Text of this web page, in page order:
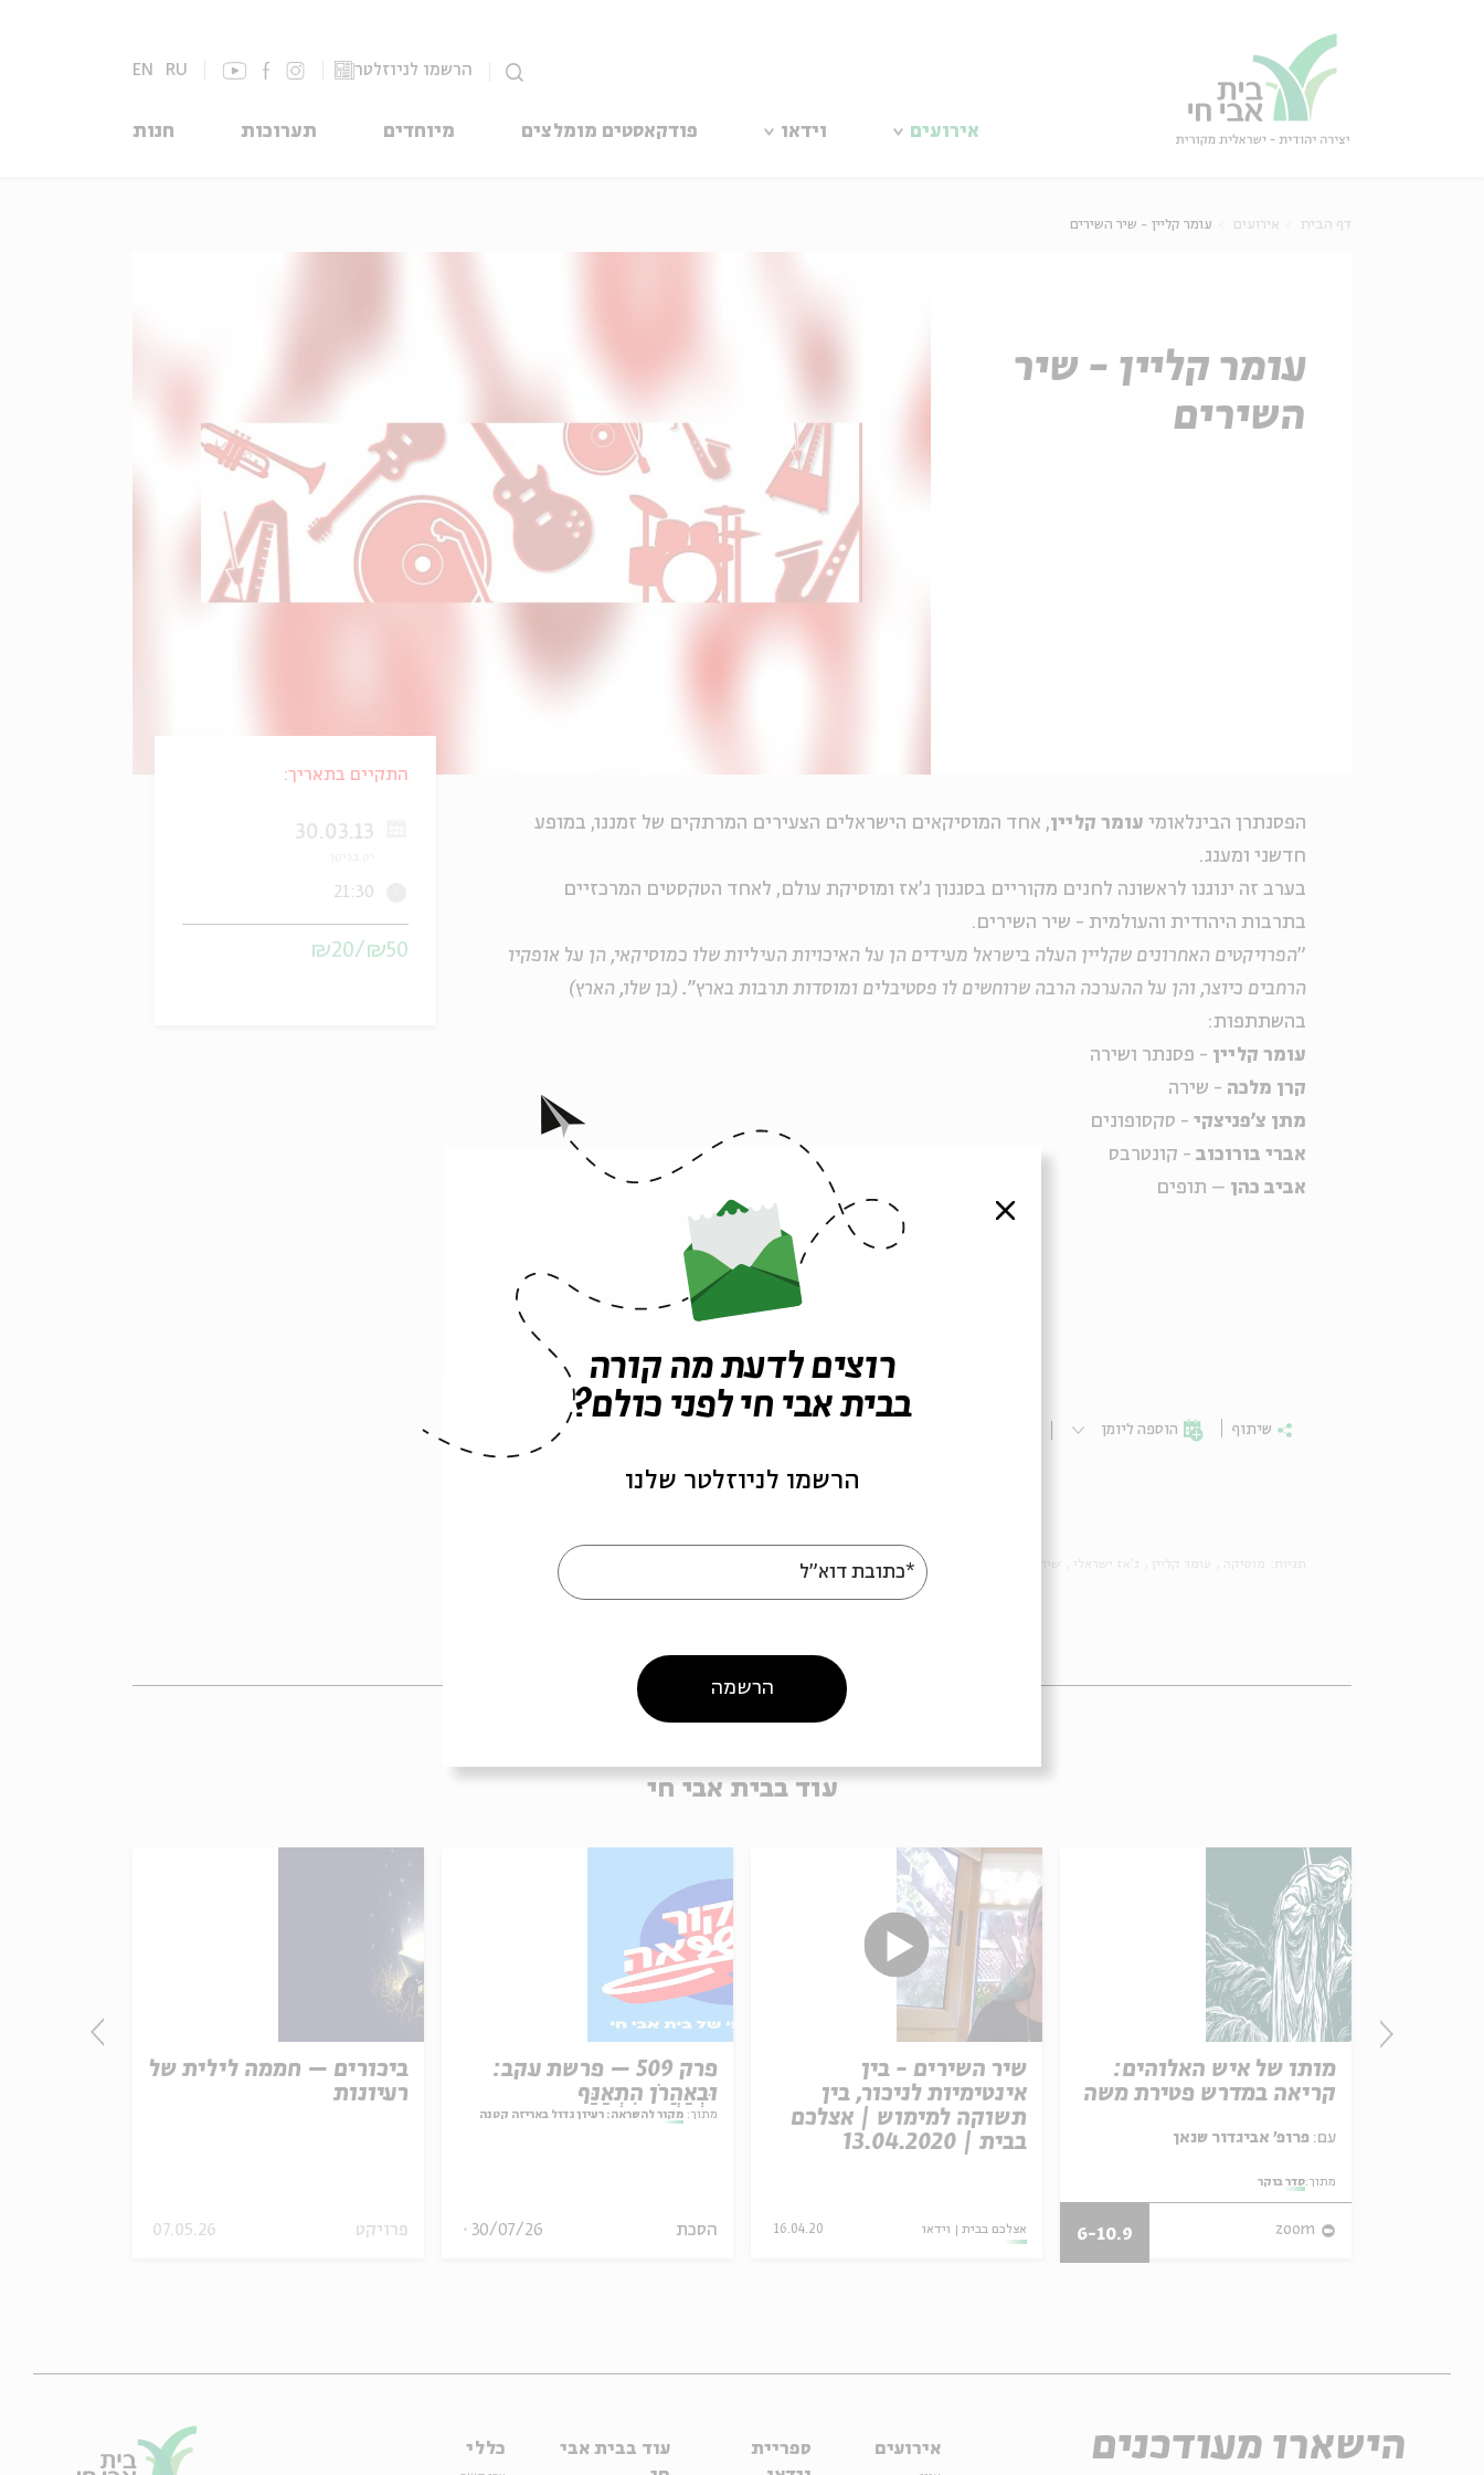
הרשמו לניוזלטר EN RU
אירועים וידאו פודקאסטים מומלצים מיוחדים תערוכות חנות
דף הבית אירועים עומר קליין - שיר השירים
עומר קליין - שיר
השירים
הפסנתרן הבינלאומי עומר קליין, אחד המוסיקאים הישראלים הצעירים המרתקים של זמננו, במופע
חדשני ומענג.
בערב זה ינוגנו לראשונה לחנים מקוריים בסגנון ג'אז ומוסיקת עולם, לאחד הטקסטים המרכזיים
בתרבות היהודית והעולמית - שיר השירים.
"הפרויקטים האחרונים שקליין העלה בישראל מעידים הן על האיכויות העיליות שלו כמוסיקאי, הן על אופקיו
הרחבים כיוצר, והן על ההערכה הרבה שרוחשים לו פסטיבלים ומוסדות תרבות בארץ". (בן שלו, הארץ)
בהשתתפות:
עומר קליין - פסנתר ושירה
קרן מלכה - שירה
מתן צ'פניצקי - סקסופונים
אברי בורוכוב - קונטרבס
אביב כהן – תופים
שיתוף הוספה ליומן
התקיים בתאריך:
30.03.13
21:30
₪50/₪20
עוד בבית אבי חי
ביכורים – חממה לילית של
רעיונות
פרויקט 07.05.26
פרק 509 – פרשת עקב:
וּבְאַהֲרֹן הִתְאַנַּף
מתוך: מקור להשראה: רעיון גדול באריזה קטנה
הסכת 30/07/26
שיר השירים - בין
אינטימיות לניכור, בין
תשוקה למימוש | אצלכם
בבית | 13.04.2020
אצלכם בבית וידאו 16.04.20
מותו של איש האלוהים:
קריאה במדרש פטירת משה
עם:
מתוך:סדר בוקר
zoom
6-10.9
הישארו מעודכנים אירועים
ספריית
עוד בבית אבי
כללי
סגור
רוצים לדעת מה קורה
בבית אבי חי לפני כולם?
הרשמו לניוזלטר שלנו
*כתובת דוא"ל
הרשמה